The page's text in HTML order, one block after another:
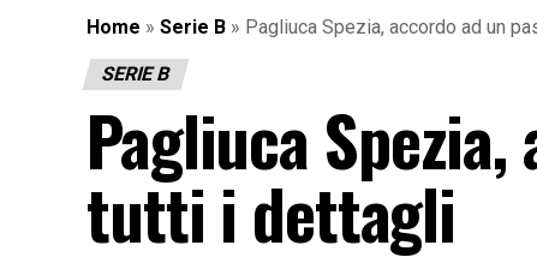
Home » Serie B » Pagliuca Spezia, accordo ad un
SERIE B
Pagliuca
tutti i dettagli